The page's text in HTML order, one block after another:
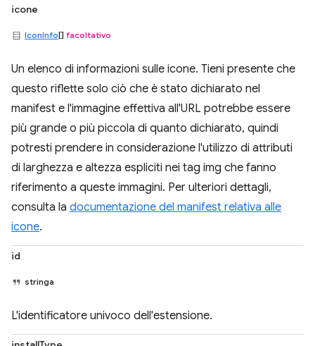
icone
IconInfo[] facoltativo
Un elenco di informazioni sulle icone. Tieni presente che
questo riflette solo ciò che è stato dichiarato nel
manifest e l'immagine effettiva all'URL potrebbe essere
più grande o più piccola di quanto dichiarato, quindi
potresti prendere in considerazione l'utilizzo di attributi
di larghezza e altezza espliciti nei tag img che fanno
riferimento a queste immagini. Per ulteriori dettagli,
consulta la documentazione del manifest relativa alle
icone.
id
stringa
L'identificatore univoco dell'estensione.